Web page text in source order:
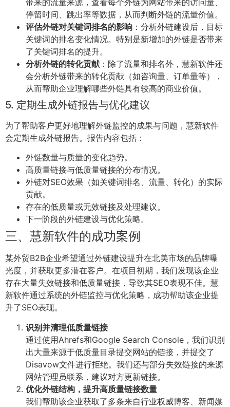
停留时间、跳出率等数据，从而判断外链的流量价值。
评估外链对关键词排名的影响 ：分析外链建设后，目标
关键词的排名变化情况。特别是新增加的外链是否带来
了关键词排名的提升。
分析外链的转化贡献 ：除了流量和排名外，慧新软件还
会分析外链带来的转化贡献（如咨询量、订单量等），
从而帮助企业理解哪些外链具有较高的商业价值。
5. 定期生成外链报告与优化建议
为了帮助客户更好地理解外链监控的成果与问题，慧新软件
会定期生成外链报告。报告内容包括：
外链数量与质量的变化趋势。
高质量链接与低质量链接的分布情况。
外链对SEO效果（如关键词排名、流量、转化）的实际
贡献。
存在的低质量或无效链接及处理建议。
下一阶段的外链建设与优化策略。
三、慧新软件的成功案例
某外贸B2B企业希望通过外链建设提升在北美市场的品牌曝
光度，并获取更多潜在客户。在项目初期，我们发现该企业
存在大量失效链接和低质量链接，导致其SEO表现不佳。慧
新软件通过系统的外链监控与优化策略，成功帮助该企业提
升了SEO表现。
识别并清理低质量链接
通过使用Ahrefs和Google Search Console，我们识别
出大量来源于低质量目录提交网站的链接，并提交了
Disavow文件进行拒绝。我们还与部分失效链接的来源
网站管理员联系，建议对方更新链接。
优化外链结构，提升高质量链接数量
我们帮助该企业获取了多条来自行业权威博客、新闻媒